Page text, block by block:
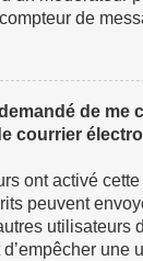
de
de me
courrier
ont activé
peuvent
utilisateurs
une